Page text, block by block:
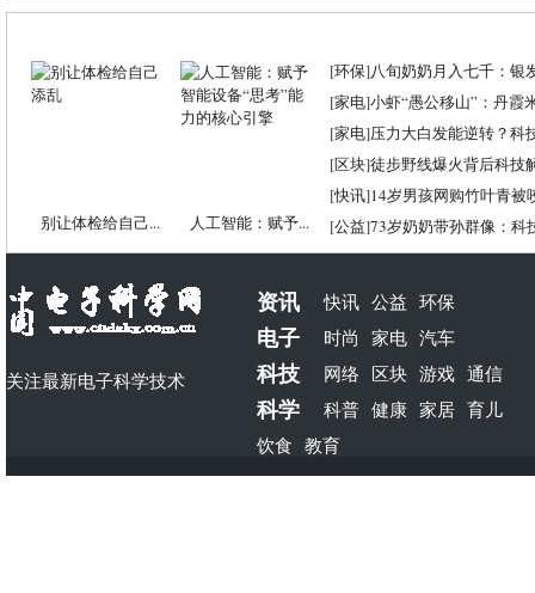
别让体检给自己... 人工智能：赋予...
[环保]八旬奶奶月入七千：银
[家电]小虾“愚公移山”：丹霞
[家电]压力大白发能逆转？科
[区块]徒步野线爆火背后科技
[快讯]14岁男孩网购竹叶青被
[公益]73岁奶奶带孙群像：科
关注最新电子科学技术
资讯 快讯 公益 环保
电子 时尚 家电 汽车
科技 网络 区块 游戏 通信
科学 科普 健康 家居 育儿
饮食 教育